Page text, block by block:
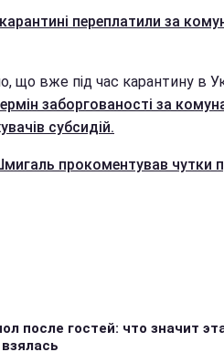
карантині переплатили за
що вже під час карантину в
заборгованості за
субсидій.
прокоментував чутки
после гостей: что значит